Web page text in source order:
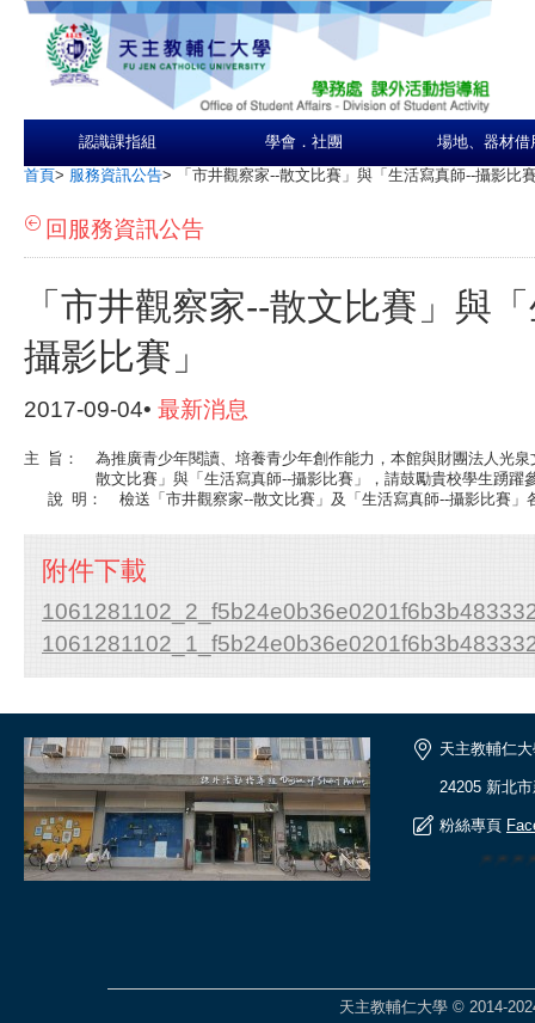
認識課指組 學會．社團 場地、器材借
首頁> 服務資訊公告> 「市井觀察家--散文比賽」與「生活寫真師--攝影比
回服務資訊公告
「市井觀察家--散文比賽」與
攝影比賽」
2017-09-04• 最新消息
主 旨：
為推廣青少年閱讀、培養青少年創作能力，本館與財團法人光
散文比賽」與「生活寫真師--攝影比賽」，請鼓勵貴校學生踴躍
說 明： 檢送「市井觀察家--散文比賽」及「生活寫真師--攝影比賽」
附件下載
天主教輔仁
24205 新北
粉絲專頁
天主教輔仁大學 © 2014-